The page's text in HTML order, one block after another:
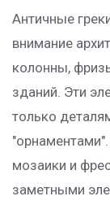
Античные
внимание
колонны,
зданий. Эти
только
мозаики и
заметными